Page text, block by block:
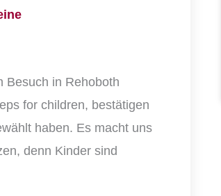
Besuch in Rehoboth
for children, bestätigen
haben. Es macht uns
denn Kinder sind